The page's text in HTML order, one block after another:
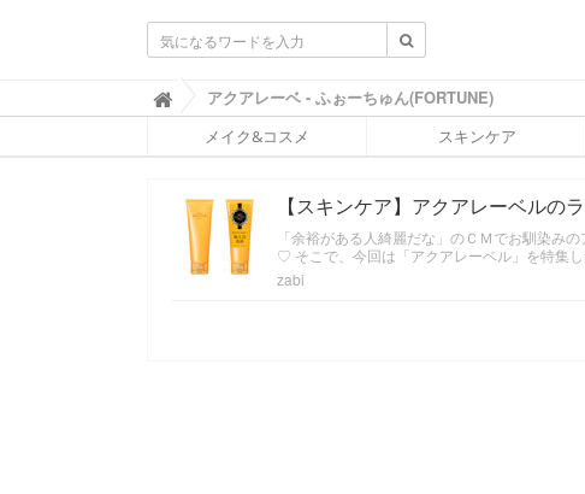
ふ
ぉ
ち
ん
アクアレーベ - ふぉーちゅん(FORTUNE)
メイク&コスメ スキンケア
【スキンケア】アクアレーベル
「余裕がある人綺麗だな」のＣＭでお馴染み
♡ そこで、今回は「アクアレーベル」を特集し
zabi